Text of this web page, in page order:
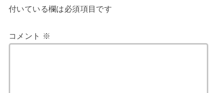
付いている欄は必須項目です
コメント ※